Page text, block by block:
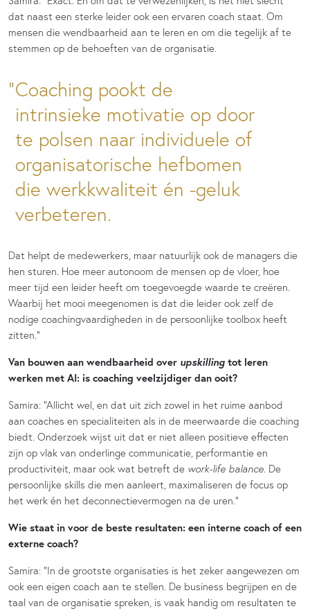
dat naast een sterke leider ook een ervaren coach staat. Om
mensen die wendbaarheid aan te leren en om die tegelijk af te
stemmen op de behoeften van de organisatie.
Coaching pookt de
intrinsieke motivatie op door
te polsen naar individuele of
organisatorische hefbomen
die werkkwaliteit én -geluk
verbeteren.
Dat helpt de medewerkers, maar natuurlijk ook de managers die
hen sturen. Hoe meer autonoom de mensen op de vloer, hoe
meer tijd een leider heeft om toegevoegde waarde te creëren.
Waarbij het mooi meegenomen is dat die leider ook zelf de
nodige coachingvaardigheden in de persoonlijke toolbox heeft
zitten.”
Van bouwen aan wendbaarheid over upskilling tot leren
werken met AI: is coaching veelzijdiger dan ooit?
Samira: “Allicht wel, en dat uit zich zowel in het ruime aanbod
aan coaches en specialiteiten als in de meerwaarde die coaching
biedt. Onderzoek wijst uit dat er niet alleen positieve effecten
zijn op vlak van onderlinge communicatie, performantie en
productiviteit, maar ook wat betreft de work-life balance. De
persoonlijke skills die men aanleert, maximaliseren de focus op
het werk én het deconnectievermogen na de uren.”
Wie staat in voor de beste resultaten: een interne coach of een
externe coach?
Samira: “In de grootste organisaties is het zeker aangewezen om
ook een eigen coach aan te stellen. De business begrijpen en de
taal van de organisatie spreken, is vaak handig om resultaten te